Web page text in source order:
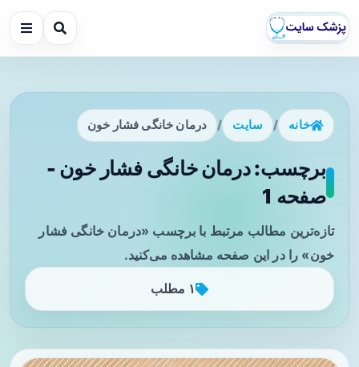
خانه / سایت / درمان خانگی فشار خون
برچسب: درمان خانگی فشار خون -
صفحه 1
تازه‌ترین مطالب مرتبط با برچسب «درمان خانگی فشار
خون» را در این صفحه مشاهده می‌کنید.
۱ مطلب